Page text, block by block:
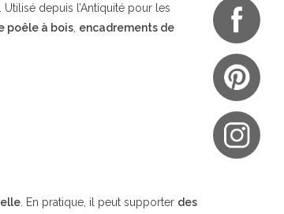
depuis l’Antiquité pour les
poêle à bois encadrements de
. En pratique, il peut supporter des